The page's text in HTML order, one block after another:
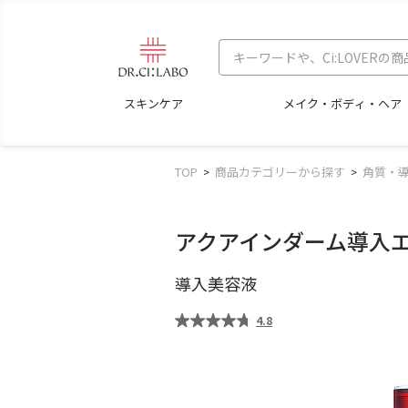
スキンケア メイク・ボディ・ヘア
TOP 商品カテゴリーから探す 角質・
アクアインダーム導入
導入美容液
4.8